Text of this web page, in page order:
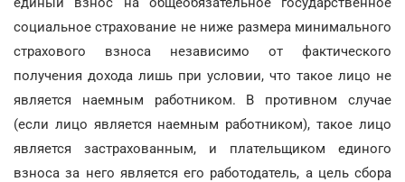
социальное страхование не ниже размера минимального
страхового взноса независимо от фактического
получения дохода лишь при условии, что такое лицо не
является наемным работником. В противном случае
(если лицо является наемным работником), такое лицо
является застрахованным, и плательщиком единого
взноса за него является его работодатель, а цель сбора